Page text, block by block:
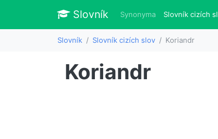
Slovník Slovník
Synonyma Slovník cizích
Slovník Slovník cizích slov Koriandr
Koriandr